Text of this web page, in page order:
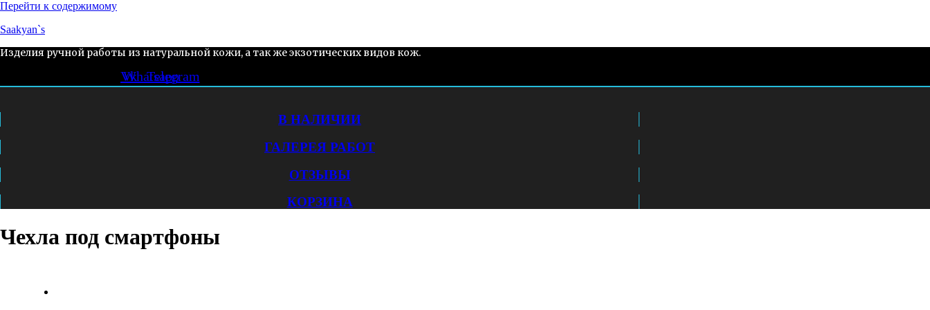
Перейти к содержимому
Saakyan`s
Изделия ручной работы из натуральной кожи, а так же экзотических видов кож.
Vk
Whatsapp
Telegram
В НАЛИЧИИ
ГАЛЕРЕЯ РАБОТ
ОТЗЫВЫ
КОРЗИНА
Чехла под смартфоны